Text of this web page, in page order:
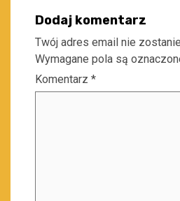
Dodaj komentarz
Twój adres email nie
Wymagane pola są
Komentarz *